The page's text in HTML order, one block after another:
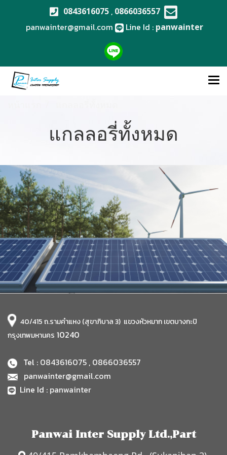
0843616075 , 0866036557
panwainter@gmail.com Line Id : panwainter
แกลลอรี่ทั้งหมด
40/415 ถ.รามคำแหง (สุขาภิบาล 3) แขวงหัวหมาก เขตบางกะปิ
กรุงเทพมหานคร 10240
Tel : 0843616075 , 0866036557
panwainter@gmail.com
Line Id : panwainter
Panwai Inter Supply Ltd.,Part